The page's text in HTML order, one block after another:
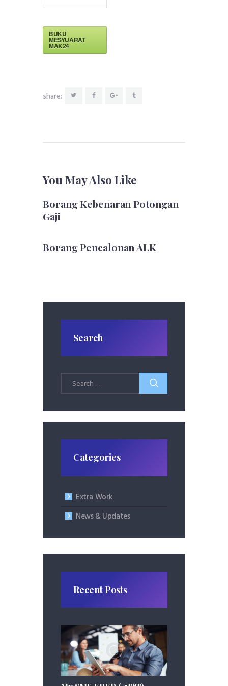
BUKU
MESYUARAT
MAK24
share:
You May Also Like
Borang Kebenaran Potongan
Gaji
Borang Pencalonan ALK
Search
Search
Categories
Extra Work
News & Updates
Recent Posts